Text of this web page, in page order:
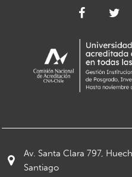
Av. Santa Clara 797,
Santiago